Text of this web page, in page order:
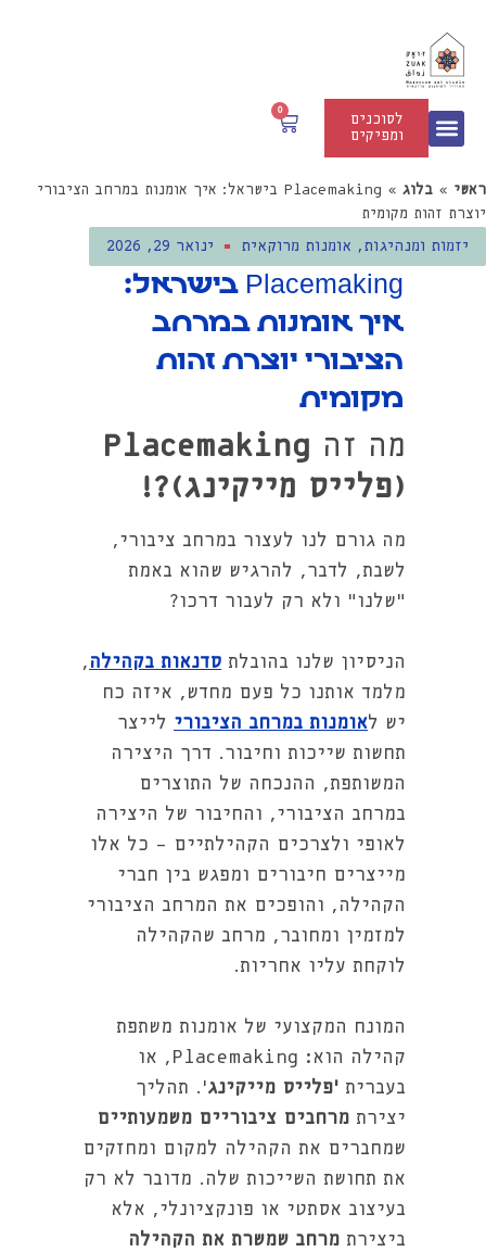
לסוכנים
ומפיקים
0
ראשי » בלוג »
Placemaking בישראל: איך אומנות במרחב הציבורי
יוצרת זהות מקומית
יזמות ומנהיגות , אומנות מרוקאית ינואר 29, 2026
Placemaking בישראל:
איך אומנות במרחב
הציבורי יוצרת זהות
מקומית
מה זה Placemaking
(פלייס מייקינג)?!
מה גורם לנו לעצור במרחב ציבורי,
לשבת, לדבר, להרגיש שהוא באמת
“שלנו” ולא רק לעבור דרכו?
הניסיון שלנו בהובלת סדנאות בקהילה ,
מלמד אותנו כל פעם מחדש, איזה כח
יש לאומנות במרחב הציבורי לייצר
תחשות שייכות וחיבור. דרך היצירה
המשותפת, ההנכחה של התוצרים
במרחב הציבורי, והחיבור של היצירה
לאופי ולצרכים הקהילתיים - כל אלו
מייצרים חיבורים ומפגש בין חברי
הקהילה, והופכים את המרחב הציבורי
למזמין ומחובר, מרחב שהקהילה
לוקחת עליו אחריות.
המונח המקצועי של אומנות משתפת
קהילה הוא: Placemaking, או
בעברית ‘פלייס מייקינג’. תהליך
יצירת מרחבים ציבוריים משמעותיים
שמחברים את הקהילה למקום ומחזקים
את תחושת השייכות שלה. מדובר לא רק
בעיצוב אסתטי או פונקציונלי, אלא
ביצירת מרחב שמשרת את הקהילה